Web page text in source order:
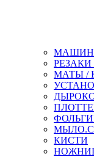
МАТЫ /
КИСТИ